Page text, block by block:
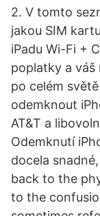
2. V tomto
jakou SIM
iPadu Wi-Fi +
poplatky a váš
po celém
odemknout
AT&T a
Odemknutí
docela
back to the
to the